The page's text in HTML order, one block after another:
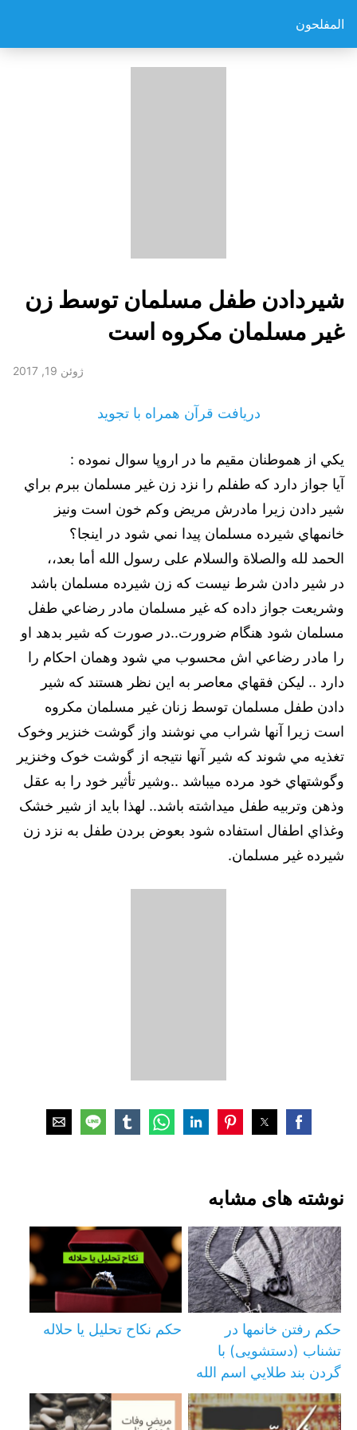
المفلحون
شيردادن طفل مسلمان توسط زن
غير مسلمان مكروه است
ژوئن 19, 2017
دریافت قرآن همراه با تجوید
يكي از هموطنان مقيم ما در اروپا سوال نموده :
آيا جواز دارد كه طفلم را نزد زن غير مسلمان ببرم براي
شير دادن زيرا مادرش مريض وكم خون است ونيز
خانمهاي شيرده مسلمان پيدا نمي شود در اينجا؟
الحمد لله والصلاة والسلام على رسول الله أما بعد،،
در شير دادن شرط نيست كه زن شيرده مسلمان باشد
وشريعت جواز داده که غير مسلمان مادر رضاعي طفل
مسلمان شود هنگام ضرورت..در صورت كه شير بدهد او
را مادر رضاعي اش محسوب مي شود وهمان احكام را
دارد .. ليكن فقهاي معاصر به اين نظر هستند كه شير
دادن طفل مسلمان توسط زنان غير مسلمان مكروه
است زيرا آنها شراب مي نوشند واز گوشت خنزير وخوک
تغذيه مي شوند كه شير آنها نتيجه از گوشت خوک وخنزير
وگوشتهاي خود مرده ميباشد ..وشير تأثير خود را به عقل
وذهن وتربيه طفل ميداشته باشد.. لهذا بايد از شير خشک
وغذاي اطفال استفاده شود بعوض بردن طفل به نزد زن
شيرده غير مسلمان.
نوشته های مشابه
حکم رفتن خانمها در
تشناب (دستشویی) با
گردن بند طلايي اسم الله
حکم نکاح تحلیل یا حلاله